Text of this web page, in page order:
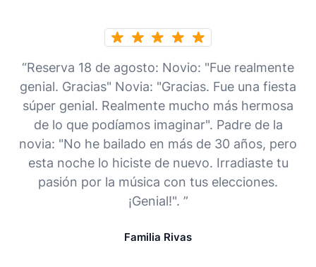
“Reserva 18 de agosto: Novio: "Fue realmente
genial. Gracias" Novia: "Gracias. Fue una fiesta
súper genial. Realmente mucho más hermosa
de lo que podíamos imaginar". Padre de la
novia: "No he bailado en más de 30 años, pero
esta noche lo hiciste de nuevo. Irradiaste tu
pasión por la música con tus elecciones.
¡Genial!". ”
Familia Rivas